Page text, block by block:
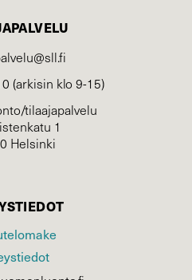
(arkisin klo 9-15)
tilaajapalvelu
1
Helsinki